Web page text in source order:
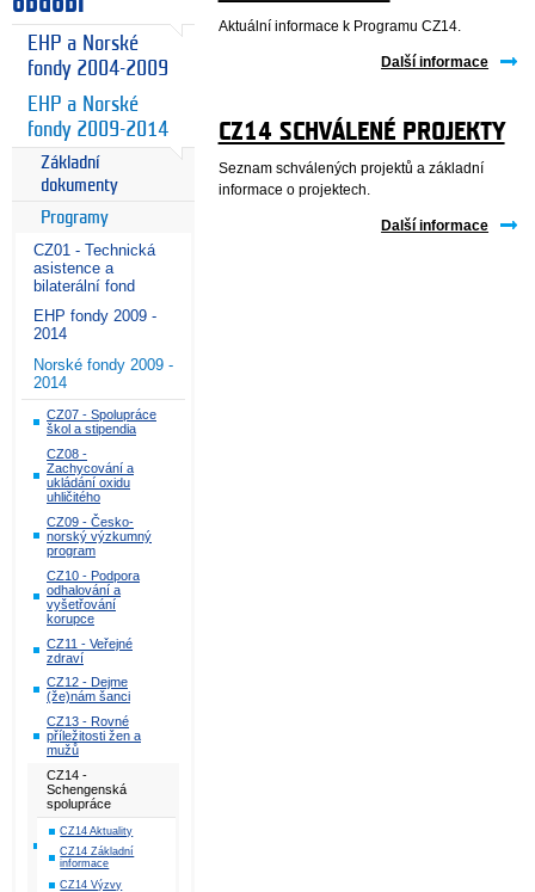
EHP a Norské
fondy 2004-2009
EHP a Norské
fondy 2009-2014
Základní
dokumenty
Programy
CZ01 - Technická
asistence a
bilaterální fond
EHP fondy 2009 -
2014
Norské fondy 2009 -
2014
CZ07 - Spolupráce
škol a stipendia
CZ08 -
Zachycování a
ukládání oxidu
uhličitého
CZ09 - Česko-
norský výzkumný
program
CZ10 - Podpora
odhalování a
vyšetřování
korupce
CZ11 - Veřejné
zdraví
CZ12 - Dejme
(že)nám šanci
CZ13 - Rovné
příležitosti žen a
mužů
CZ14 -
Schengenská
spolupráce
CZ14 Aktuality
CZ14 Základní
informace
CZ14 Výzvy
Aktuální informace k Programu CZ14.
Další informace
CZ14 SCHVÁLENÉ PROJEKTY
Seznam schválených projektů a základní
informace o projektech.
Další informace